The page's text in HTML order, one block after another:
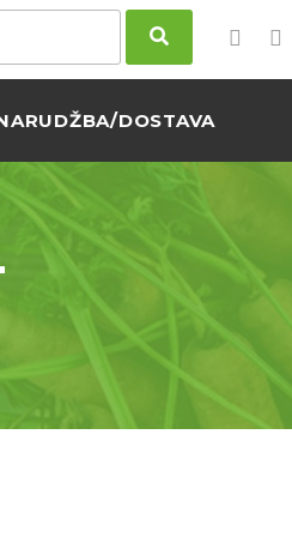
DOSTAVA